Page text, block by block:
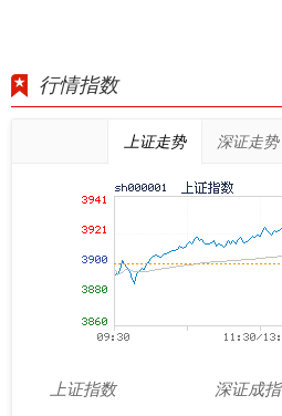
行情指数
上证走势 深证走势
上证指数
深证成指